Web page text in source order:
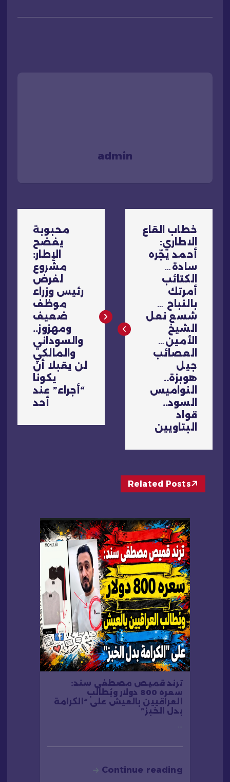
admin
ص
ح
م
ل
ت
خطاب القاع
الاطاري:
أحمد يجّره
سادة…
الكتائب
أمرتك
بالنباح …
شسع نعل
الشيخ
الأمين…
العصائب
جيل
هوبزة..
النواميس
السود..
قواد
البتاويين
محبوبة
يفضح
الإطار:
مشروع
لفرض
رئيس وزراء
موظف
ضعيف
ومهزوز..
والسوداني
والمالكي
لن يقبلا أن
يكونا
“أجراء” عند
أحد
Related Posts
ترند قميص مصطفى سند:
سعره 800 دولار ويُطالَب
العراقيين بالعيش على “الكرامة
بدل الخبز”
Continue reading